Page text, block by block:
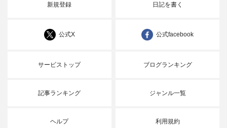
新規登録 日記を書く
公式X 公式facebook
サービストップ ブログランキング
記事ランキング ジャンル一覧
ヘルプ 利用規約